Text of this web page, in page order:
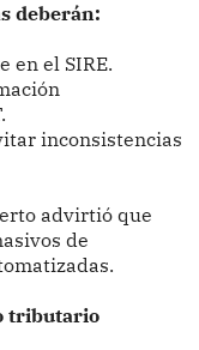
deberán:
en el SIRE.
inconsistencias
advirtió que
de
tributario